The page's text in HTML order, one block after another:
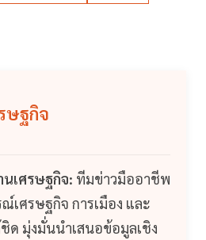
ษฐกิจ
เศรษฐกิจ: ทีมข่าวมืออาชีพ
เศรษฐกิจ การเมือง และ
ด มุ่งมั่นนำเสนอข้อมูลเชิง